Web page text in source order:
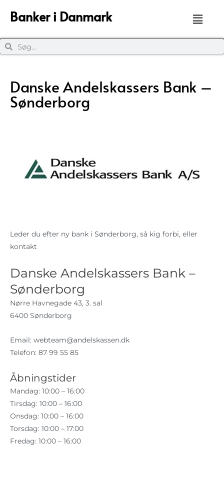
Banker i Danmark
Danske Andelskassers Bank –
Sønderborg
Leder du efter ny bank i Sønderborg, så kig forbi, eller
kontakt
Danske Andelskassers Bank –
Sønderborg
Nørre Havnegade 43, 3. sal
6400 Sønderborg
Email: webteam@andelskassen.dk
Telefon: 87 99 55 85
Åbningstider
Mandag: 10:00 – 16:00
Tirsdag: 10:00 – 16:00
Onsdag: 10:00 – 16:00
Torsdag: 10:00 – 17:00
Fredag: 10:00 – 16:00